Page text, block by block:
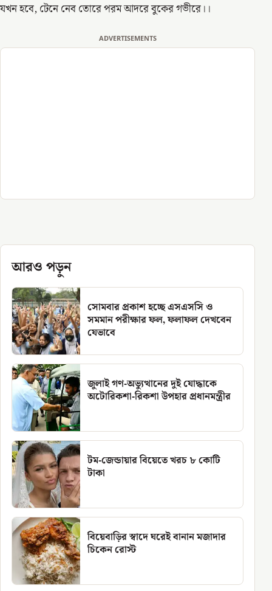
যখন হবে, টেনে নেব তোরে পরম আদরে বুকের গভীরে।।
ADVERTISEMENTS
আরও পড়ুন
সোমবার প্রকাশ হচ্ছে এসএসসি ও
সমমান পরীক্ষার ফল, ফলাফল দেখবেন
যেভাবে
জুলাই গণ-অভ্যুত্থানের দুই যোদ্ধাকে
অটোরিকশা-রিকশা উপহার প্রধানমন্ত্রীর
টম-জেন্ডায়ার বিয়েতে খরচ ৮ কোটি
টাকা
বিয়েবাড়ির স্বাদে ঘরেই বানান মজাদার
চিকেন রোস্ট